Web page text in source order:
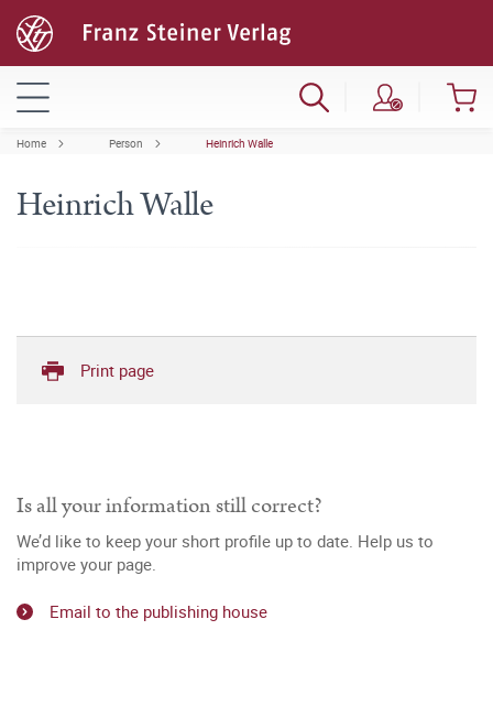
Home Person Heinrich Walle
Heinrich Walle
Print page
Is all your information still correct?
We’d like to keep your short profile up to date. Help us to
improve your page.
Email to the publishing house